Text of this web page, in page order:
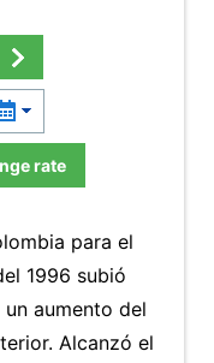
rate
para el
1996 subió
aumento del
Alcanzó el